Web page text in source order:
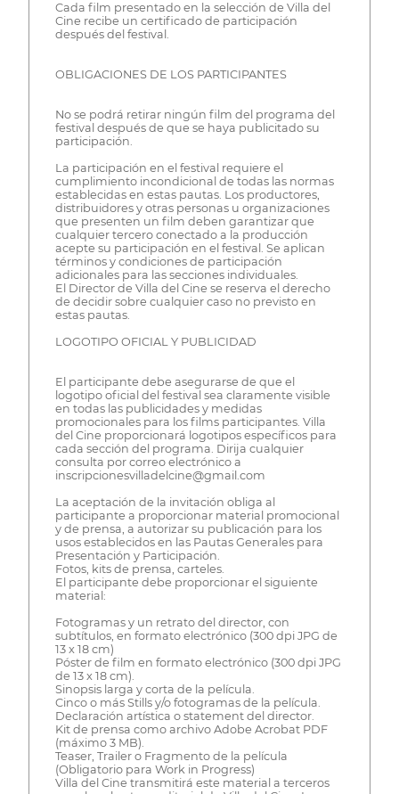
Cada film presentado en la selección de Villa del
Cine recibe un certificado de participación
después del festival.
OBLIGACIONES DE LOS PARTICIPANTES
No se podrá retirar ningún film del programa del
festival después de que se haya publicitado su
participación.
La participación en el festival requiere el
cumplimiento incondicional de todas las normas
establecidas en estas pautas. Los productores,
distribuidores y otras personas u organizaciones
que presenten un film deben garantizar que
cualquier tercero conectado a la producción
acepte su participación en el festival. Se aplican
términos y condiciones de participación
adicionales para las secciones individuales.
El Director de Villa del Cine se reserva el derecho
de decidir sobre cualquier caso no previsto en
estas pautas.
LOGOTIPO OFICIAL Y PUBLICIDAD
El participante debe asegurarse de que el
logotipo oficial del festival sea claramente visible
en todas las publicidades y medidas
promocionales para los films participantes. Villa
del Cine proporcionará logotipos específicos para
cada sección del programa. Dirija cualquier
consulta por correo electrónico a
inscripcionesvilladelcine@gmail.com
La aceptación de la invitación obliga al
participante a proporcionar material promocional
y de prensa, a autorizar su publicación para los
usos establecidos en las Pautas Generales para
Presentación y Participación.
Fotos, kits de prensa, carteles.
El participante debe proporcionar el siguiente
material:
Fotogramas y un retrato del director, con
subtítulos, en formato electrónico (300 dpi JPG de
13 x 18 cm)
Póster de film en formato electrónico (300 dpi JPG
de 13 x 18 cm).
Sinopsis larga y corta de la película.
Cinco o más Stills y/o fotogramas de la película.
Declaración artística o statement del director.
Kit de prensa como archivo Adobe Acrobat PDF
(máximo 3 MB).
Teaser, Trailer o Fragmento de la película
(Obligatorio para Work in Progress)
Villa del Cine transmitirá este material a terceros